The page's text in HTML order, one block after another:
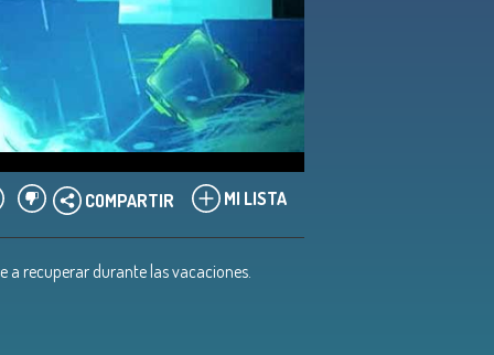
MI LISTA
COMPARTIR
a recuperar durante las vacaciones.